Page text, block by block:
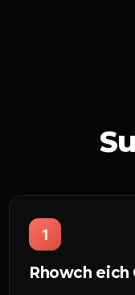
1
Rhowch eich